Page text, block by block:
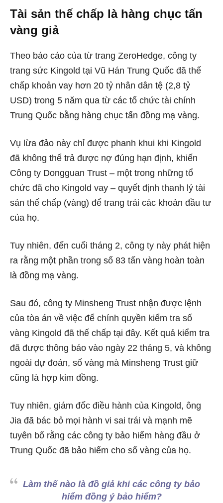
Tài sản thế chấp là hàng chục tấn
vàng giả
Theo báo cáo của từ trang ZeroHedge, công ty
trang sức Kingold tại Vũ Hán Trung Quốc đã thế
chấp khoản vay hơn 20 tỷ nhân dân tệ (2,8 tỷ
USD) trong 5 năm qua từ các tổ chức tài chính
Trung Quốc bằng hàng chục tấn đồng mạ vàng.
Vụ lừa đảo này chỉ được phanh khui khi Kingold
đã không thể trả được nợ đúng hạn định, khiến
Công ty Dongguan Trust – một trong những tổ
chức đã cho Kingold vay – quyết định thanh lý tài
sản thế chấp (vàng) để trang trải các khoản đầu tư
của họ.
Tuy nhiên, đến cuối tháng 2, công ty này phát hiện
ra rằng một phần trong số 83 tấn vàng hoàn toàn
là đồng mạ vàng.
Sau đó, công ty Minsheng Trust nhận được lệnh
của tòa án về việc để chính quyền kiểm tra số
vàng Kingold đã thế chấp tại đây. Kết quả kiểm tra
đã được thông báo vào ngày 22 tháng 5, và không
ngoài dự đoán, số vàng mà Minsheng Trust giữ
cũng là hợp kim đồng.
Tuy nhiên, giám đốc điều hành của Kingold, ông
Jia đã bác bỏ mọi hành vi sai trái và mạnh mẽ
tuyên bố rằng các công ty bảo hiểm hàng đầu ở
Trung Quốc đã bảo hiểm cho số vàng của họ.
Làm thế nào là đồ giả khi các công ty bảo
hiểm đồng ý bảo hiểm?